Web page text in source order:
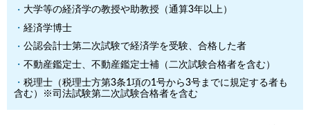
大学等の経済学の教授や助教授（通算3年以上）
経済学博士
公認会計士第二次試験で経済学を受験、合格した者
不動産鑑定士、不動産鑑定士補（二次試験合格者を含む）
税理士（税理士方第3条1項の1号から3号までに規定する者も
含む）※司法試験第二次試験合格者を含む